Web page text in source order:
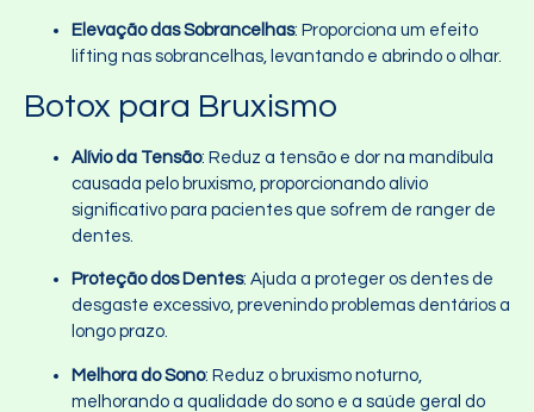
Elevação das Sobrancelhas: Proporciona um efeito
lifting nas sobrancelhas, levantando e abrindo o olhar.
Botox para Bruxismo
Alívio da Tensão: Reduz a tensão e dor na mandíbula
causada pelo bruxismo, proporcionando alívio
significativo para pacientes que sofrem de ranger de
dentes.
Proteção dos Dentes: Ajuda a proteger os dentes de
desgaste excessivo, prevenindo problemas dentários a
longo prazo.
Melhora do Sono: Reduz o bruxismo noturno,
melhorando a qualidade do sono e a saúde geral do